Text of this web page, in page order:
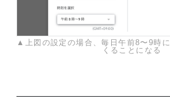
▲上図の設定の場合、毎日午前8〜9時
くることになる